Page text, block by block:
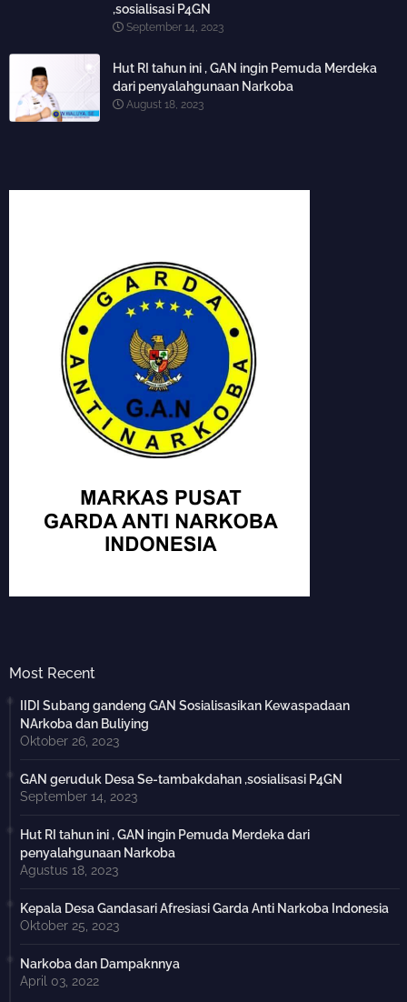
,sosialisasi P4GN
September 14, 2023
Hut RI tahun ini , GAN ingin Pemuda Merdeka
dari penyalahgunaan Narkoba
August 18, 2023
Most Recent
IIDI Subang gandeng GAN Sosialisasikan Kewaspadaan
NArkoba dan Buliying
Oktober 26, 2023
GAN geruduk Desa Se-tambakdahan ,sosialisasi P4GN
September 14, 2023
Hut RI tahun ini , GAN ingin Pemuda Merdeka dari
penyalahgunaan Narkoba
Agustus 18, 2023
Kepala Desa Gandasari Afresiasi Garda Anti Narkoba Indonesia
Oktober 25, 2023
Narkoba dan Dampaknnya
April 03, 2022